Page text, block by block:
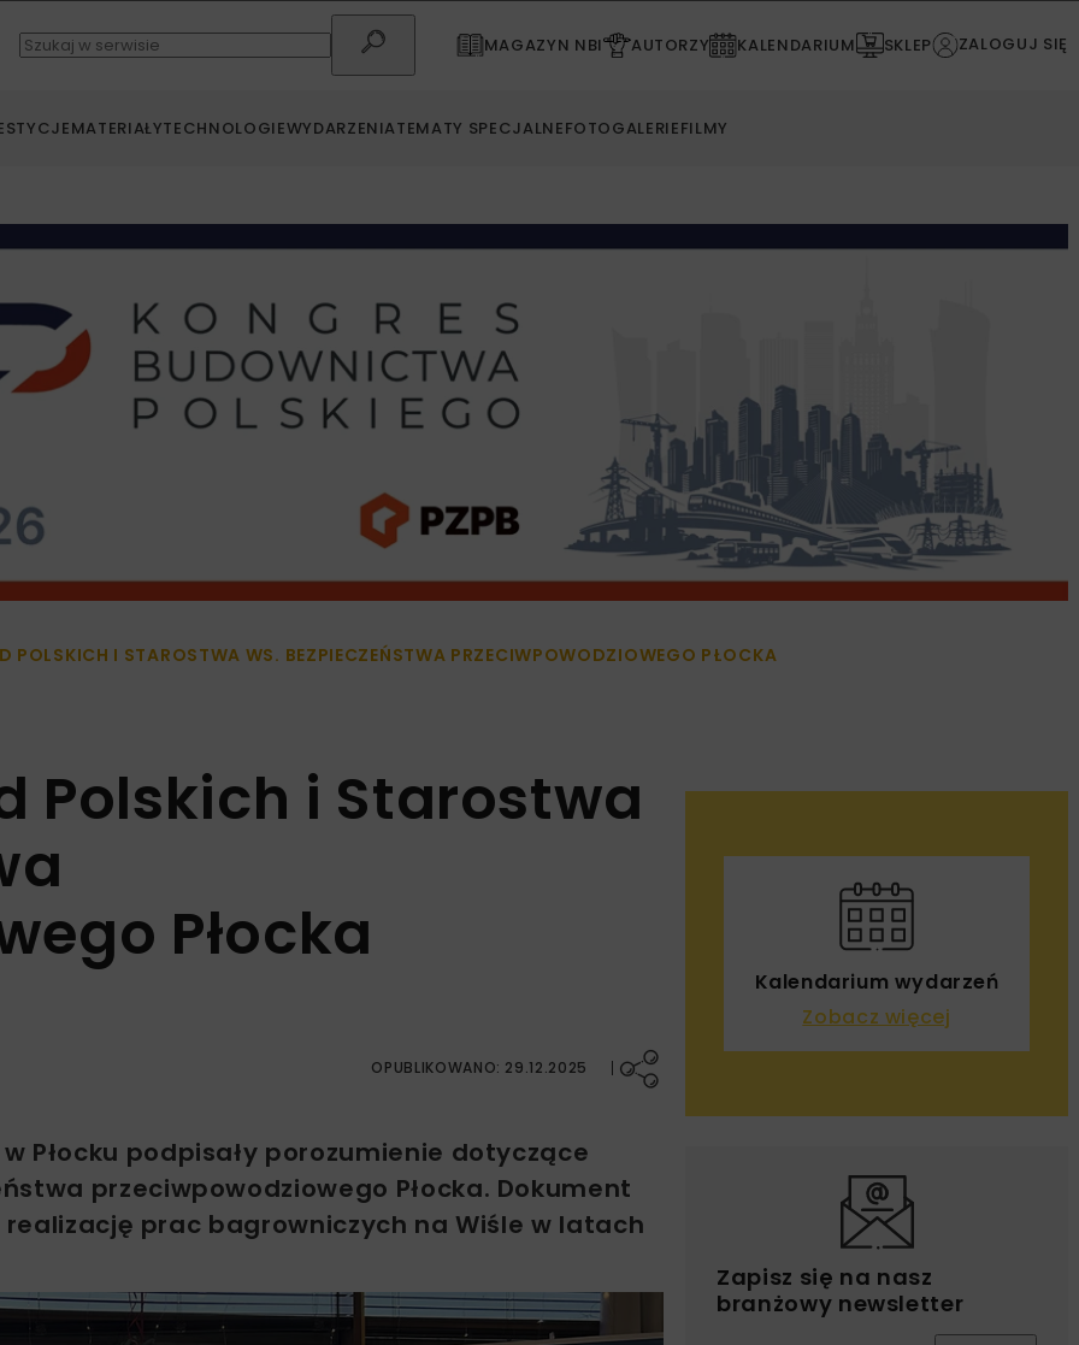
MAGAZYN NBI AUTORZY KALENDARIUM SKLEP ZALOGUJ SIĘ
MATERIAŁYTECHNOLOGIEWYDARZENIATEMATY SPECJALNEFOTOGALERIEFILMY
POLSKICH I STAROSTWA WS. BEZPIECZEŃSTWA PRZECIWPOWODZIOWEGO PŁOCKA
Polskich i Starostwa
Płocka
OPUBLIKOWANO: 29.12.2025
Płocku podpisały porozumienie dotyczące
przeciwpowodziowego Płocka. Dokument
prac bagrowniczych na Wiśle w latach
Kalendarium wydarzeń
Zobacz więcej
Zapisz się na nasz
branżowy newsletter